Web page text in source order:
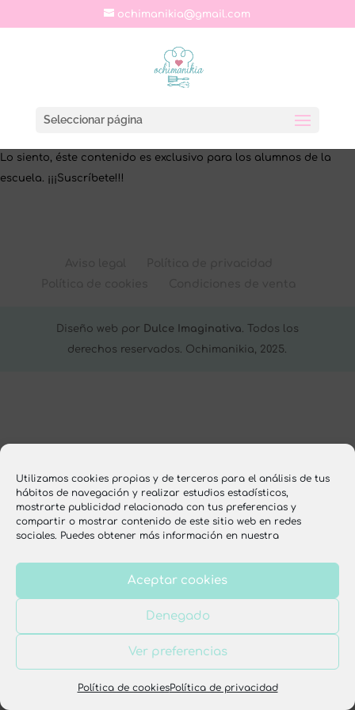
Utilizamos cookies propias y de terceros para el análisis de tus
hábitos de navegación y realizar estudios estadísticos,
mostrarte publicidad relacionada con tus preferencias y
compartir o mostrar contenido de este sitio web en redes
sociales. Puedes obtener más información en nuestra
Aceptar cookies
Denegado
Ver preferencias
Política de cookiesPolítica de privacidad
ochimanikia@gmail.com
Seleccionar página
Lo siento, éste contenido es exclusivo para los alumnos de la
escuela. ¡¡¡Suscríbete!!!
Diseño web por Dulce Imaginativa. Todos los
derechos reservados. Ochimanikia, 2025.